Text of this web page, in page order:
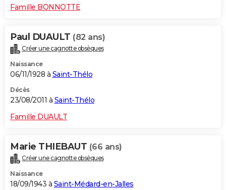
Famille BONNOTTE
Paul DUAULT (82 ans)
Créer une cagnotte obsèques
Naissance
06/11/1928 à Saint-Thélo
Décès
23/08/2011 à Saint-Thélo
Famille DUAULT
Marie THIEBAUT (66 ans)
Créer une cagnotte obsèques
Naissance
18/09/1943 à Saint-Médard-en-Jalles